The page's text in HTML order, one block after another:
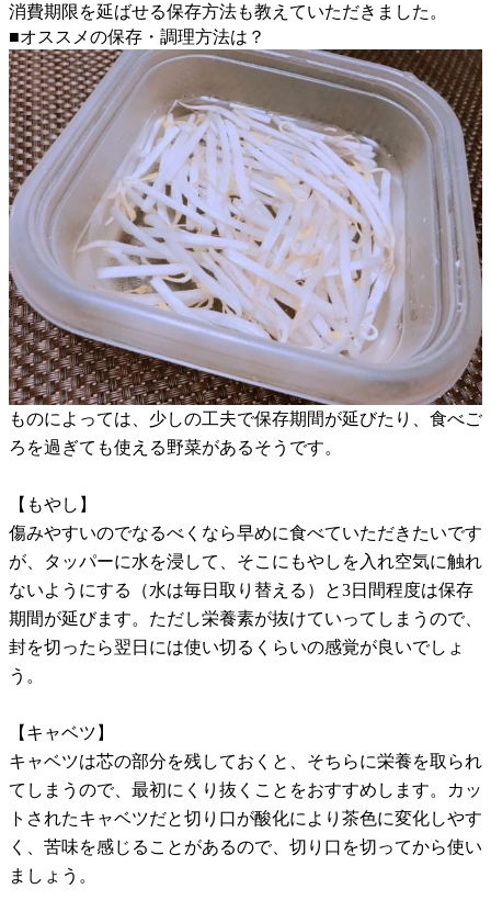
消費期限を延ばせる保存方法も教えていただきました。
■オススメの保存・調理方法は？
ものによっては、少しの工夫で保存期間が延びたり、食べご
ろを過ぎても使える野菜があるそうです。
【もやし】
傷みやすいのでなるべくなら早めに食べていただきたいです
が、タッパーに水を浸して、そこにもやしを入れ空気に触れ
ないようにする（水は毎日取り替える）と3日間程度は保存
期間が延びます。ただし栄養素が抜けていってしまうので、
封を切ったら翌日には使い切るくらいの感覚が良いでしょ
う。
【キャベツ】
キャベツは芯の部分を残しておくと、そちらに栄養を取られ
てしまうので、最初にくり抜くことをおすすめします。カッ
トされたキャベツだと切り口が酸化により茶色に変化しやす
く、苦味を感じることがあるので、切り口を切ってから使い
ましょう。